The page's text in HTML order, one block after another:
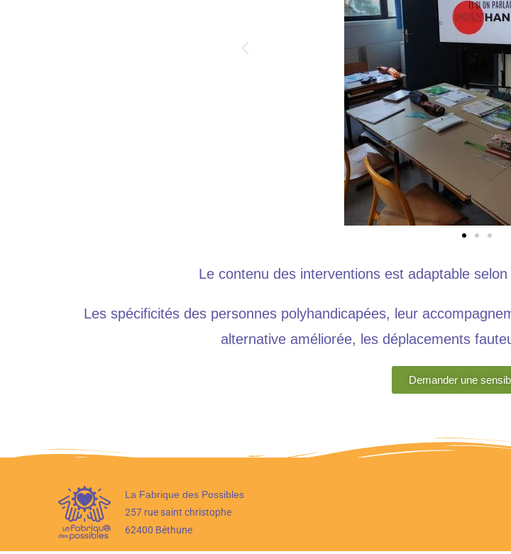
Le contenu des interventions est adaptable
Les spécificités des personnes polyhandicapées, leur
alternative améliorée, les déplacements
Demander une
La Fabrique des Possibles
257 rue saint christophe
62400 Béthune